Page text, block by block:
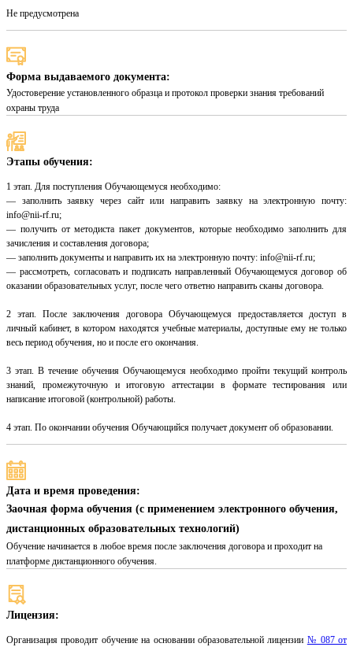
Не предусмотрена
Форма выдаваемого документа:
Удостоверение установленного образца и протокол проверки знания требований
охраны труда
Этапы обучения:
1 этап. Для поступления Обучающемуся необходимо:
— заполнить заявку через сайт или направить заявку на электронную почту:
info@nii-rf.ru;
— получить от методиста пакет документов, которые необходимо заполнить для
зачисления и составления договора;
— заполнить документы и направить их на электронную почту: info@nii-rf.ru;
— рассмотреть, согласовать и подписать направленный Обучающемуся договор об
оказании образовательных услуг, после чего ответно направить сканы договора.
2 этап. После заключения договора Обучающемуся предоставляется доступ в
личный кабинет, в котором находятся учебные материалы, доступные ему не только
весь период обучения, но и после его окончания.
3 этап. В течение обучения Обучающемуся необходимо пройти текущий контроль
знаний, промежуточную и итоговую аттестации в формате тестирования или
написание итоговой (контрольной) работы.
4 этап. По окончании обучения Обучающийся получает документ об образовании.
Дата и время проведения:
Заочная форма обучения (с применением электронного обучения,
дистанционных образовательных технологий)
Обучение начинается в любое время после заключения договора и проходит на
платформе дистанционного обучения.
Лицензия:
Организация проводит обучение на основании образовательной лицензии № 087 от